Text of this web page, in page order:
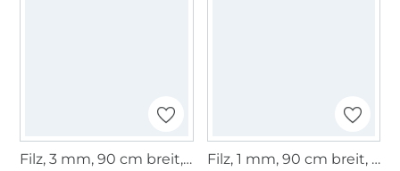
Filz, 3 mm, 90 cm breit, dunkelbraun Filz, 1 mm, 90 cm breit, bordeaux